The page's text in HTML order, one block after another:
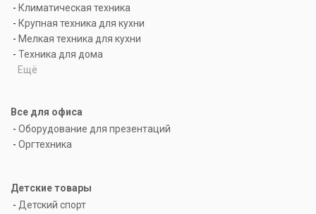
- Климатическая техника
- Крупная техника для кухни
- Мелкая техника для кухни
- Техника для дома
Ещё
Все для офиса
- Оборудование для презентаций
- Оргтехника
Детские товары
- Детский спорт